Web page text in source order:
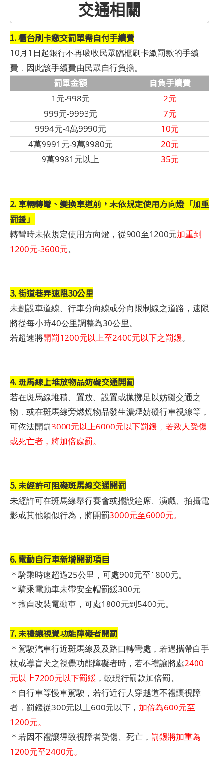
交通相關
1. 櫃台刷卡繳交罰單需自付手續費
10月1日起銀行不再吸收民眾臨櫃刷卡繳罰款的手續
費，因此該手續費由民眾自行負擔。
罰單金額 自負手續費
1元-998元
2元
999元-9993元
7元
9994元-4萬9990元
10元
4萬9991元-9萬9980元
20元
9萬9981元以上
35元
2. 車輛轉彎、變換車道前，未依規定使用方向燈「加重
罰鍰」
轉彎時未依規定使用方向燈，從900至1200元加重到
1200元-3600元。
3. 街道巷弄速限30公里
未劃設車道線、行車分向線或分向限制線之道路，速限
將從每小時40公里調整為30公里。
若超速將開罰1200元以上至2400元以下之罰鍰。
4. 斑馬線上堆放物品妨礙交通開罰
若在斑馬線堆積、置放、設置或拋擲足以妨礙交通之
物，或在斑馬線旁燃燒物品發生濃煙妨礙行車視線等，
可依法開罰3000元以上6000元以下罰鍰，若致人受傷
或死亡者，將加倍處罰。
5. 未經許可阻礙斑馬線交通開罰
未經許可在斑馬線舉行賽會或擺設筵席、演戲、拍攝電
影或其他類似行為，將開罰3000元至6000元。
6. 電動自行車新增開罰項目
＊騎乘時速超過25公里，可處900元至1800元。
＊騎乘電動車未帶安全帽罰鍰300元
＊擅自改裝電動車，可處1800元到5400元。
7. 未禮讓視覺功能障礙者開罰
＊駕駛汽車行近斑馬線及及路口轉彎處，若遇攜帶白手
杖或導盲犬之視覺功能障礙者時，若不禮讓將處2400
元以上7200元以下罰鍰 ，較現行罰款加倍罰。
＊自行車等慢車駕駛，若行近行人穿越道不禮讓視障
者，罰鍰從300元以上600元以下， 加倍為600元至
1200元。
＊若因不禮讓導致視障者受傷、死亡， 罰鍰將加重為
1200元至2400元。